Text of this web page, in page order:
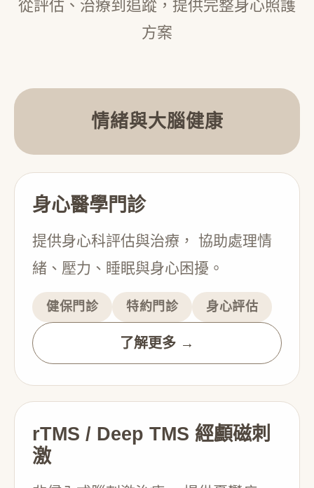
從評估、治療到追蹤，提供完整身心照護
方案
情緒與大腦健康
身心醫學門診
提供身心科評估與治療， 協助處理情
緒、壓力、睡眠與身心困擾。
健保門診 特約門診 身心評估
了解更多 →
rTMS / Deep TMS 經顱磁刺
激